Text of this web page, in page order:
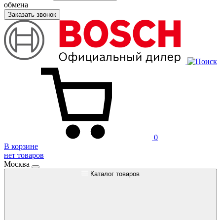
обмена
Заказать звонок
0
В корзине
нет товаров
Москва
Каталог товаров